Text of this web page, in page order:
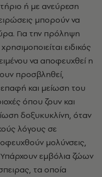
ή με ανεύρεση
μπορούν να
Για την πρόληψη
ειδικός
να αποφευχθεί η
προσβληθεί,
και μείωση του
όπου ζουν και
δοξυκυκλίνη, όταν
λόγους σε
μολύνσεις,
εμβόλια ζώων
τα οποία